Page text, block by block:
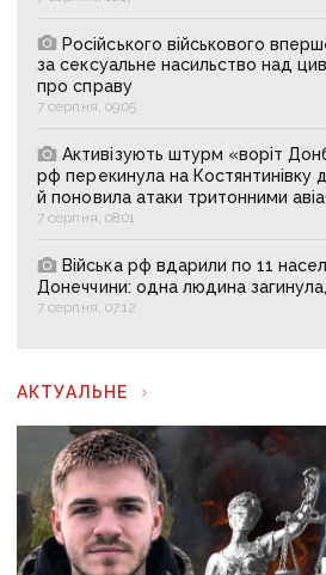
Російського військового
за сексуальне насильство над
про справу
7 серпня, 09:05
Активізують штурм «воріт
рф перекинула на Костянтинівку
й поновила атаки тритонними
7 серпня, 08:01
Війська рф вдарили по 11
Донеччини: одна людина
7 серпня, 07:12
АКТУАЛЬНЕ